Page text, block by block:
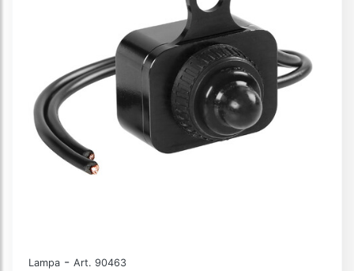
Lampa - Art. 90463